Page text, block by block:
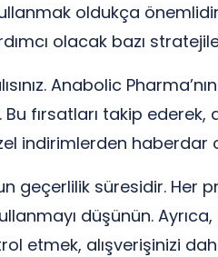
oldukça
olacak bazı
Anabolic
fırsatları takip ederek,
indirimlerden haberdar
geçerlilik süresidir. Her
düşünün.
etmek, alışverişinizi